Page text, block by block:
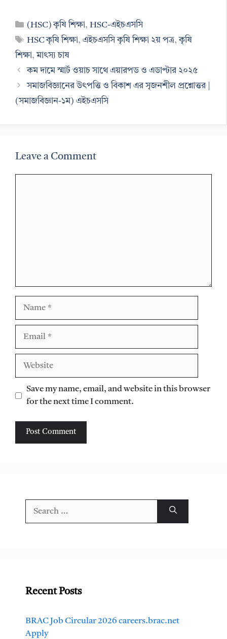
Categories
(HSC) কৃষি শিক্ষা,HSC-এইচএসসি
Tags
HSC কৃষি শিক্ষা,এইচএসসি কৃষি শিক্ষা ২য় পত্র,কৃষি
শিক্ষা,মাৎস্য চাষ
কম দামে স্মার্ট ওয়াচ সাথে এয়ারপড ও এডাপ্টার ২০২৫
সমাজবিজ্ঞানের উৎপত্তি ও বিকাশ এর সৃজনশীল প্রশ্নোত্তর |
(সমাজবিজ্ঞান-১ম) এইচএসসি
Leave a Comment
Save my name, email, and website in this browser
for the next time I comment.
Recent Posts
BRAC Job Circular 2026 careers.brac.net
Apply